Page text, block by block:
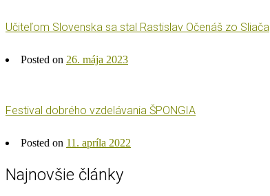
Učiteľom Slovenska sa stal Rastislav Očenáš zo Sliača
Posted on 26. mája 2023
Festival dobrého vzdelávania ŠPONGIA
Posted on 11. apríla 2022
Najnovšie články